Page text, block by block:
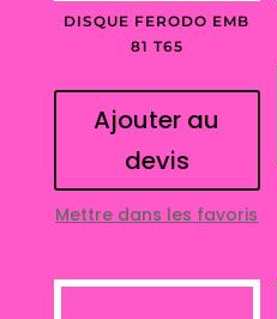
DISQUE FERODO EMB
81 T65
Ajouter au
devis
Mettre dans les favoris